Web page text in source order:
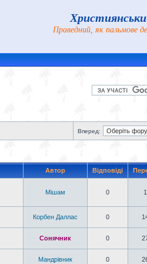
Праведний, як пальмове
Вперед:
Автор Відповіді
Мішам 0
Корбен Даллас 0
Сонячник 0
Мандрiвник 0